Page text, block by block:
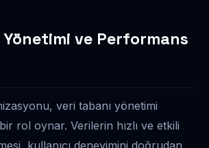
Yönetimi ve Performans
veri tabanı yönetimi
rol oynar. Verilerin hızlı ve etkili